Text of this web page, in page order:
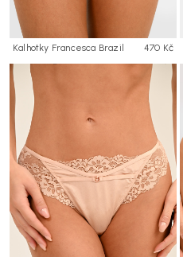
Kalhotky Francesca Brazil 470 Kč